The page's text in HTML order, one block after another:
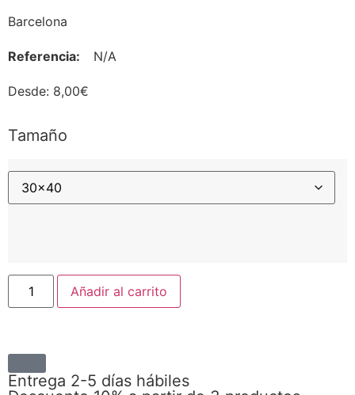
Barcelona
Referencia: N/A
Desde: 8,00€
Tamaño
Añadir al carrito
Entrega 2-5 días hábiles